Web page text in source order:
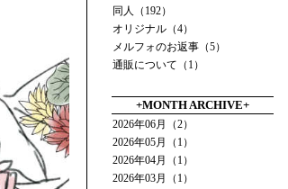
同人（192）
オリジナル（4）
メルフォのお返事（5）
通販について（1）
+MONTH ARCHIVE+
2026年06月（2）
2026年05月（1）
2026年04月（1）
2026年03月（1）